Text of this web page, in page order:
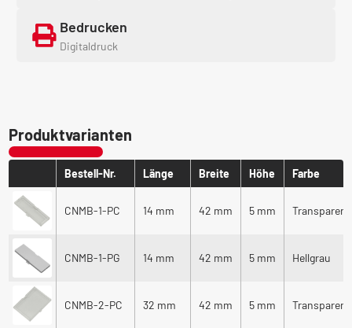
Bedrucken
Digitaldruck
Produktvarianten
Bestell-Nr. Länge Breite Höhe Farbe
CNMB-1-PC 14 mm 42 mm 5 mm Transparent
CNMB-1-PG 14 mm 42 mm 5 mm Hellgrau
CNMB-2-PC 32 mm 42 mm 5 mm Transparent